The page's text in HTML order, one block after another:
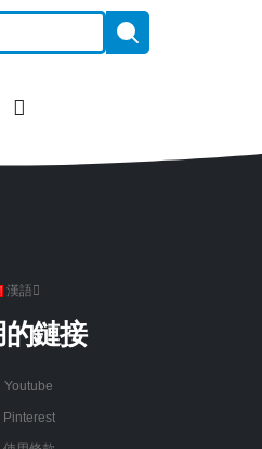
漢語
鏈接
Youtube
Pinterest